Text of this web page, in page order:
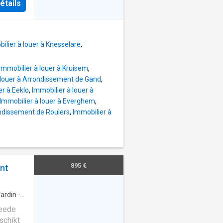
+
à louer à Knesselare,
Immobilier à louer à Kruisem,
à Arrondissement de Gand,
à Eeklo, Immobilier à louer à
Immobilier à louer à Everghem,
de Roulers, Immobilier à
·
895 €